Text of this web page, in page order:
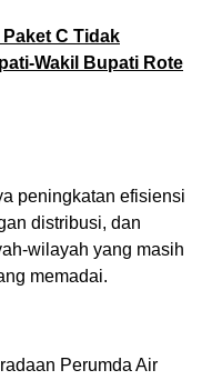
C Tidak
Wakil Bupati Rote
peningkatan efisiensi
distribusi, dan
wilayah yang masih
memadai.
Perumda Air